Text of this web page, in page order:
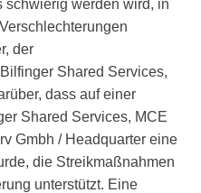
schwierig werden wird, in
der
Shared Services,
dass auf einer
Shared Services, MCE
Gmbh / Headquarter eine
die Streikmaßnahmen
unterstützt. Eine